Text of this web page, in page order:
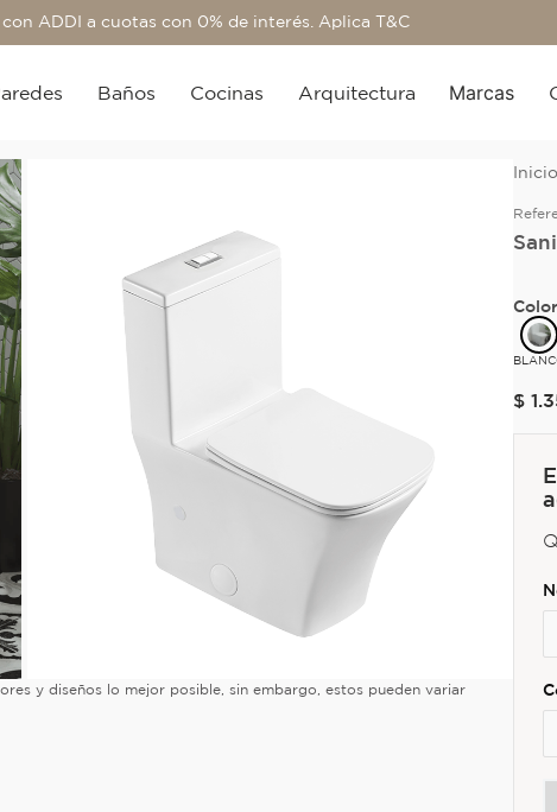
con ADDI a cuotas con 0% de interés. Aplica T&C
Baños Cocinas Arquitectura Marcas
y diseños lo mejor posible, sin embargo, estos pueden variar
Color
$ 1.